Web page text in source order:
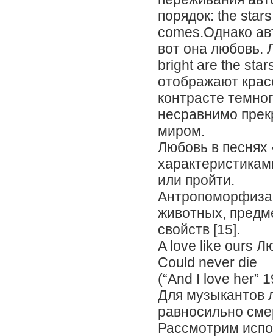
порядок: the
comes.Однако
вот она любовь.
bright are the
отображают
контрасте
несравнимо
миром.
Любовь в
или пройти.
животных,
свойств [15].
A love like ours
Could never die
(“And I love her”
Для музыкантов
равносильно
Рассмотрим